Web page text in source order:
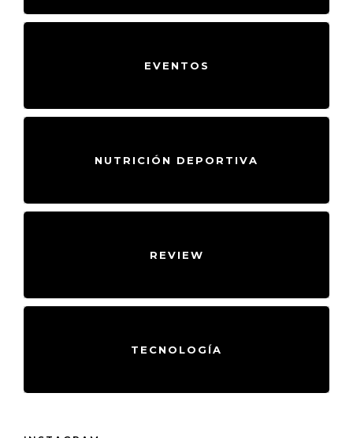
EVENTOS
NUTRICIÓN DEPORTIVA
REVIEW
TECNOLOGÍA